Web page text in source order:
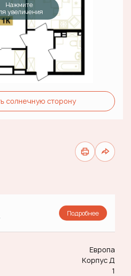
Нажмите
увеличения
солнечную сторону
Подробнее
Европа
Корпус Д
1